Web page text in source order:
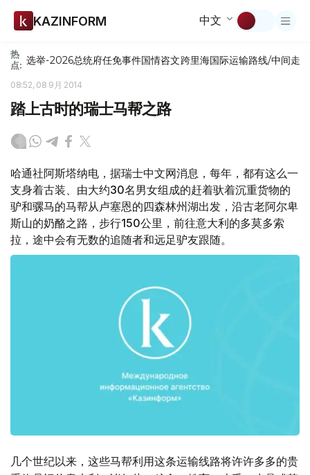
KAZINFORM 中文
热
点: 选举-2026总统府任免事件国情咨文跨里海国际运输路线/中间走廊
08:52, 08 9月 2014
踏上古时的瑞士马帮之路
哈通社阿斯塔纳电，据瑞士中文网消息，每年，都有这么一
支身着古装、由大约30名男女组成的赶着驮着沉重货物的
驴和骡马的马帮从卢塞恩的四森林州湖出发，沿古老阿尔卑
斯山的奶酪之路，步行150公里，前往意大利的多莫多索
拉，途中会有无数的追随者和远足驴友跟随。
几个世纪以来，这些马帮利用这条运输线路将许许多多的贵